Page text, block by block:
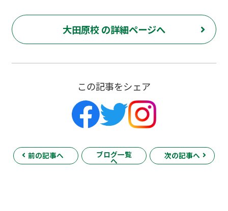
大田原校 の詳細ページへ
この記事をシェア
前の記事へ ブログ一覧
へ
次の記事へ